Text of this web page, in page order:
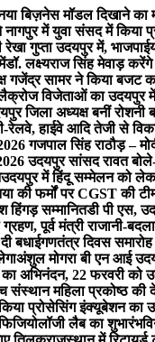
बिज़नेस मॉडल दिखाने का
नागपुर में युवा संसद में किया
रेखा गुप्ता उदयपुर में,
डॉ. लक्ष्यराज सिंह मेवाड़ करेंगे
गजेंद्र सामर ने किया बजट
लैक्रोज विजेताओं का उदयपुर
जिला अध्यक्ष बनीं रोशनी
हाईवे आदि तेजी से
गजपाल सिंह राठौड़ –
उदयपुर सांसद रावत
उदयपुर में हिंदू सम्मेलन को
की फर्मों पर CGST की
सम्मानितडी पी एस,
पूर्व मंत्री राजानी-
बधाईगणतंत्र दिवस
अंशुल मोगरा बी एन आई
अभिनंदन, 22 फरवरी को
संस्थान महिला प्रकोष्ठ की
प्रोसेसिंग इंक्यूबेशन का
लैब का शुभारंभ